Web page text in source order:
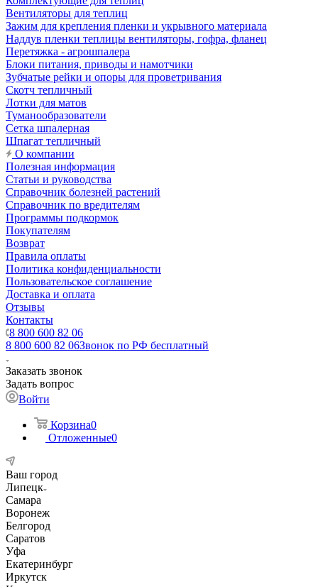
Вентиляторы для теплиц
Зажим для крепления пленки и укрывного материала
Наддув пленки теплицы вентиляторы, гофра, фланец
Перетяжка - агрошпалера
Блоки питания, приводы и намотчики
Зубчатые рейки и опоры для проветривания
Скотч тепличный
Лотки для матов
Туманообразователи
Сетка шпалерная
Шпагат тепличный
О компании
Полезная информация
Статьи и руководства
Справочник болезней растений
Справочник по вредителям
Программы подкормок
Покупателям
Возврат
Правила оплаты
Политика конфиденциальности
Пользовательское соглашение
Доставка и оплата
Отзывы
Контакты
8 800 600 82 06
8 800 600 82 06Звонок по РФ бесплатный
Заказать звонок
Задать вопрос
Войти
Корзина0
Отложенные0
Ваш город
Липецк
Самара
Воронеж
Белгород
Саратов
Уфа
Екатеринбург
Иркутск